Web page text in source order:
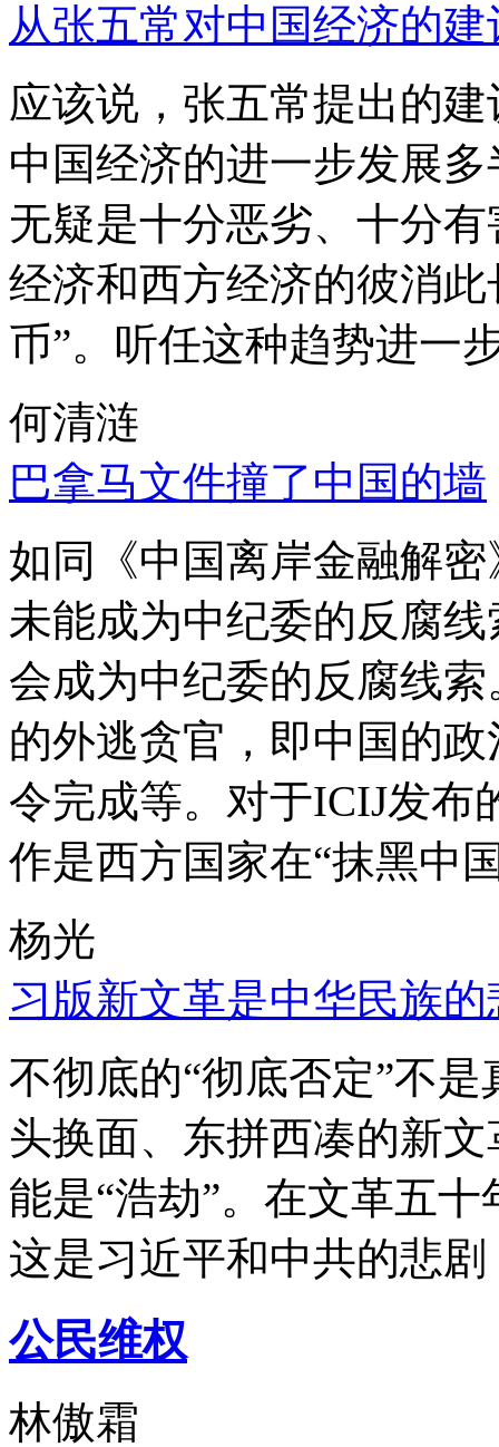
从张五常对中国经济的
应该说，张五常提出的
中国经济的进一步发展
无疑是十分恶劣、十分
经济和西方经济的彼消
币”。听任这种趋势进一
何清涟
巴拿马文件撞了中国的墙
如同《中国离岸金融解
未能成为中纪委的反腐
会成为中纪委的反腐线
的外逃贪官，即中国的
令完成等。对于ICIJ发布
作是西方国家在“抹黑中
杨光
习版新文革是中华民族的
不彻底的“彻底否定”不
头换面、东拼西凑的新
能是“浩劫”。在文革五
这是习近平和中共的悲
公民维权
林傲霜